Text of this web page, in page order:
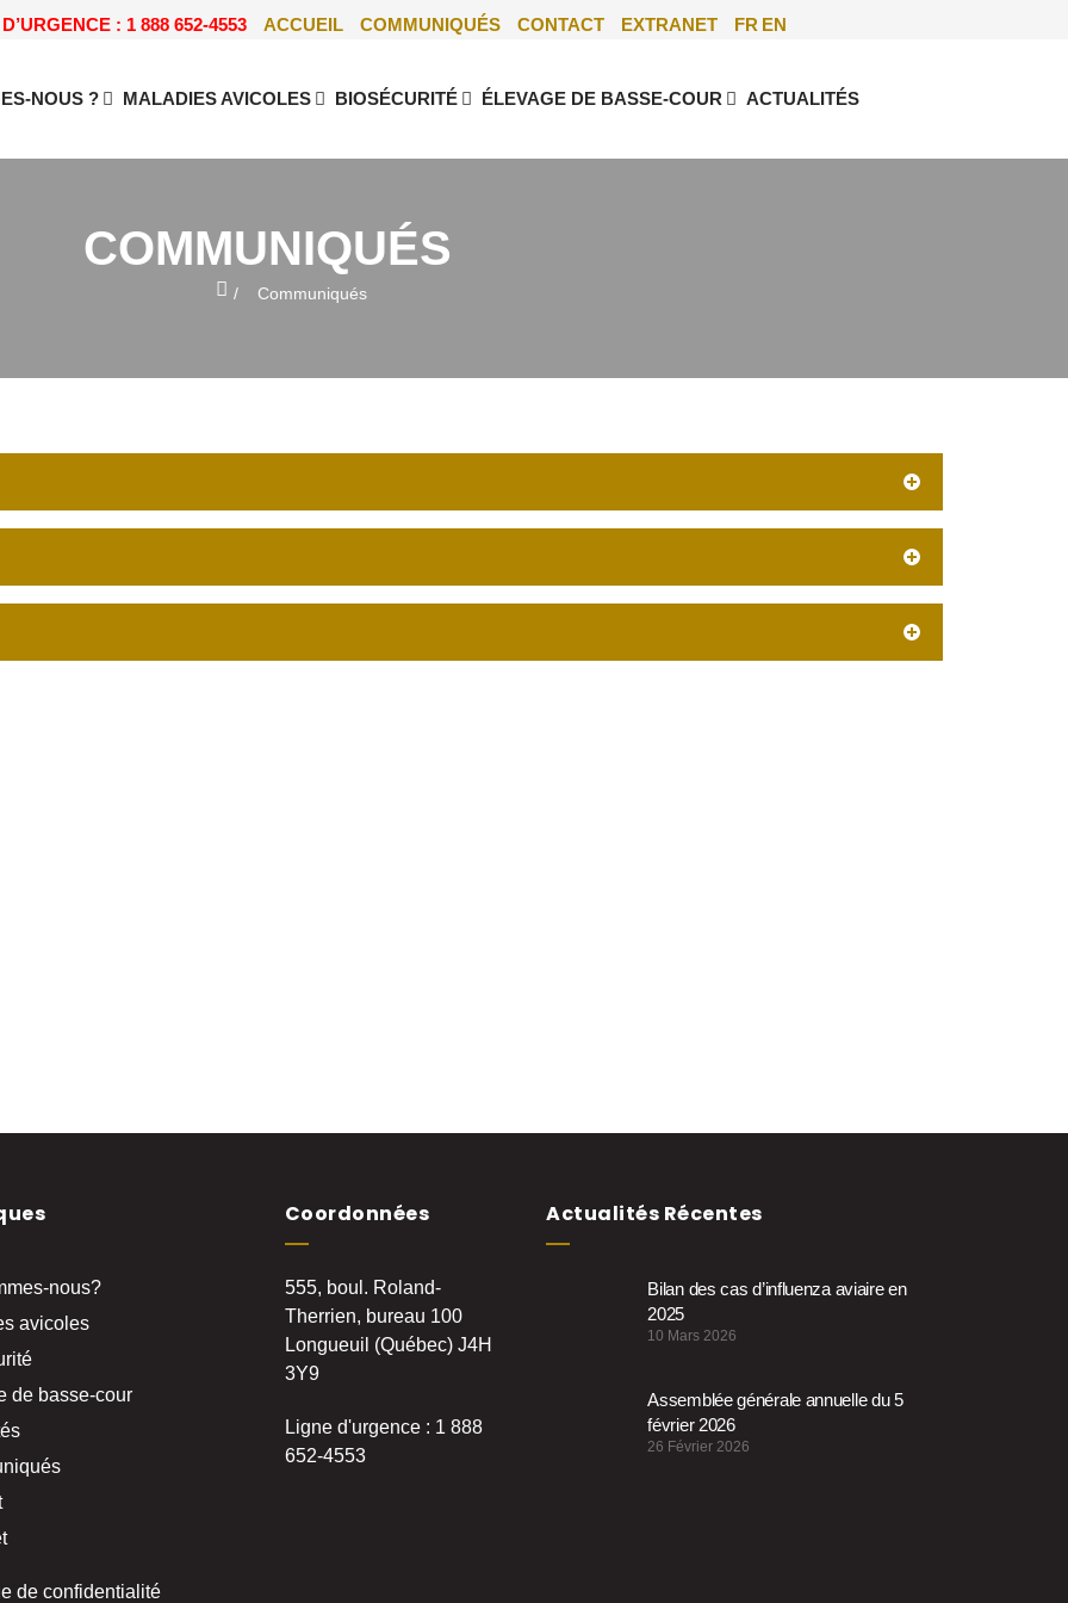
: 1 888 652-4553 ACCUEIL COMMUNIQUÉS CONTACT EXTRANET FR EN
NOUS ? MALADIES AVICOLES BIOSÉCURITÉ ÉLEVAGE DE BASSE-COUR ACTUALITÉS
COMMUNIQUÉS
Communiqués
nous?
avicoles
de basse-cour
de confidentialité
Coordonnées
555, boul. Roland-
Therrien, bureau 100
Longueuil (Québec) J4H
3Y9
Ligne d'urgence : 1 888
652-4553
Actualités Récentes
Bilan des cas d’influenza aviaire en
2025
10 Mars 2026
Assemblée générale annuelle du 5
février 2026
26 Février 2026